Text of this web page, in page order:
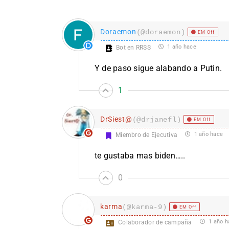
Doraemon (@doraemon) EM Off
Bot en RRSS 1 año hace
Y de paso sigue alabando a Putin.
1
DrSiest@ (@drjanefl) EM Off
Miembro de Ejecutiva 1 año hace
te gustaba mas biden…..
0
karma(@karma-9) EM Off
Colaborador de campaña 1 año